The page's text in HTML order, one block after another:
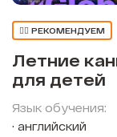
👍🏼 РЕКОМЕНДУЕМ
Летние
для детей
Язык обучения:
английский